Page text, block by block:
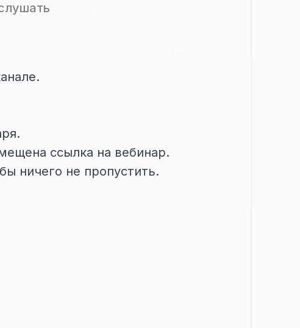
ссылка на вебинар.
ничего не пропустить.